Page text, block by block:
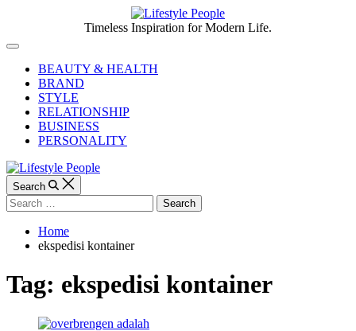
content
People
Timeless Inspiration for Modern Life.
Off
CanvasBEAUTY & HEALTH
BRAND
STYLE
RELATIONSHIP
BUSINESS
PERSONALITY
Search
Search
for:
Home
ekspedisi kontainer
Tag: ekspedisi kontainer